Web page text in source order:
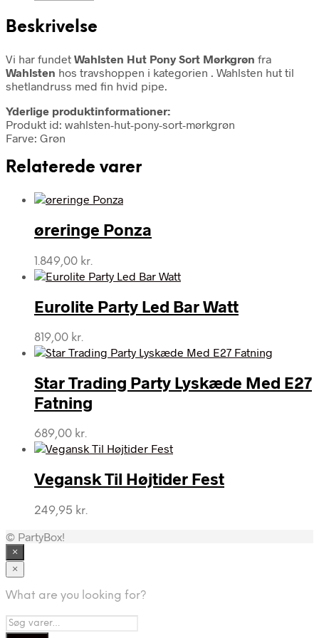
Beskrivelse
Vi har fundet Wahlsten Hut Pony Sort Mørkgrøn fra
Wahlsten hos travshoppen i kategorien . Wahlsten hut til
shetlandruss med fin hvid pipe.
Yderlige produktinformationer:
Produkt id: wahlsten-hut-pony-sort-mørkgrøn
Farve: Grøn
Relaterede varer
øreringe Ponza
1.849,00 kr.
Eurolite Party Led Bar Watt
819,00 kr.
Star Trading Party Lyskæde Med E27
Fatning
689,00 kr.
Vegansk Til Højtider Fest
249,95 kr.
© PartyBox!
×
×
What are you looking for?